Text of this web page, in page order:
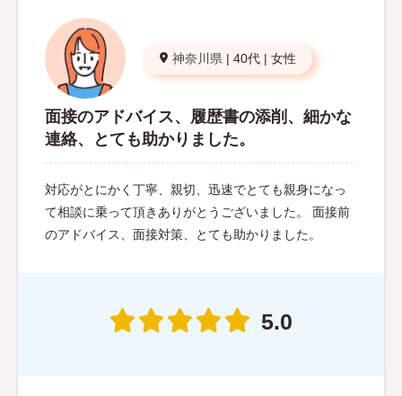
神奈川県 | 40代 | 女性
面接のアドバイス、履歴書の添削、細かな
連絡、とても助かりました。
対応がとにかく丁寧、親切、迅速でとても親身になっ
て相談に乗って頂きありがとうございました。 面接前
のアドバイス、面接対策、とても助かりました。
5.0